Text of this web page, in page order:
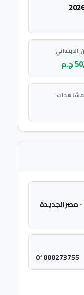
الابتدائي
الثورة - مصرالجديدة
01000273755